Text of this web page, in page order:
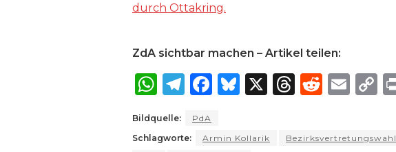
durch Ottakring.
ZdA sichtbar machen – Artikel teilen:
W
a
T
e
F
B X
T
R
E
C
Bildquelle:
PdA
Schlagworte:
Armin Kollarik Bezirksvertretungswahl